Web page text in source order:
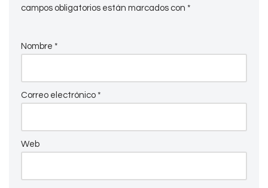
campos obligatorios están marcados con *
Nombre *
Correo electrónico *
Web